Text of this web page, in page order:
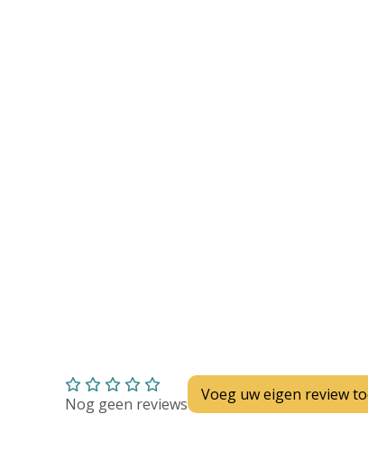
Nog geen reviews Voeg uw eigen review